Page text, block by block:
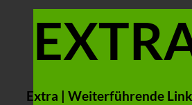
Extra | Weiterführende